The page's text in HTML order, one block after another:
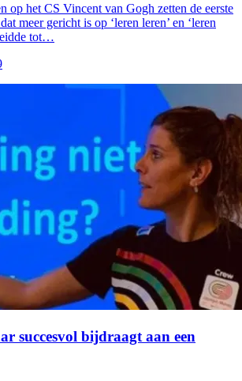
op het CS Vincent van Gogh zetten de eerste
meer gericht is op ‘leren leren’ en ‘leren
tot…
succesvol bijdraagt aan een